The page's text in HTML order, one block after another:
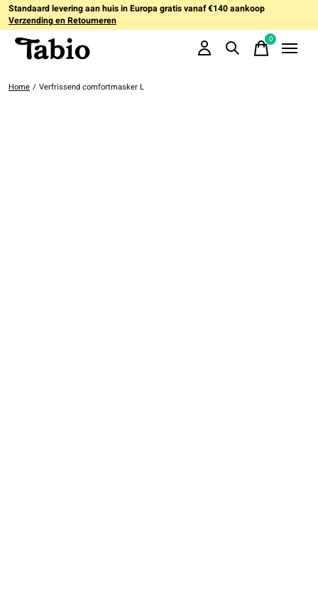
Standaard levering aan huis in Europa gratis vanaf €140 aankoop
Verzending en Retourneren
0items
Home / Verfrissend comfortmasker L